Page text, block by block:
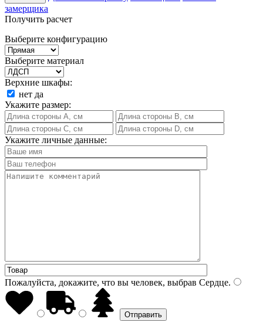
замерщика
Получить расчет
Выберите конфигурацию
Выберите материал
Верхние шкафы:
нет да
Укажите размер:
Укажите личные данные:
Пожалуйста, докажите, что вы человек, выбрав Сердце.